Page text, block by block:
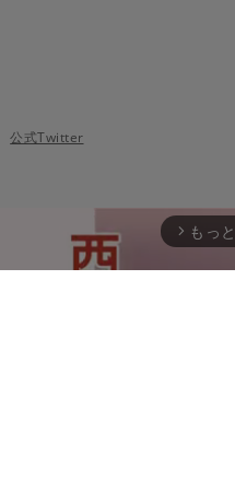
公式Twitter
arrow_forward_ios もっ